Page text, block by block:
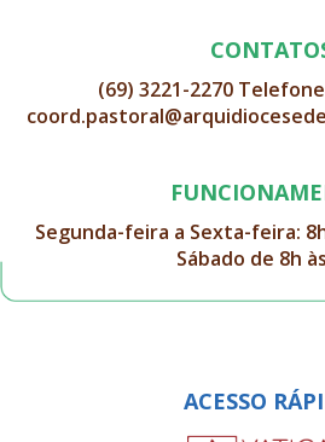
(69) 3221-2270
Segunda-feira a Sexta-feira:
Sábado de 8h
ACESSO